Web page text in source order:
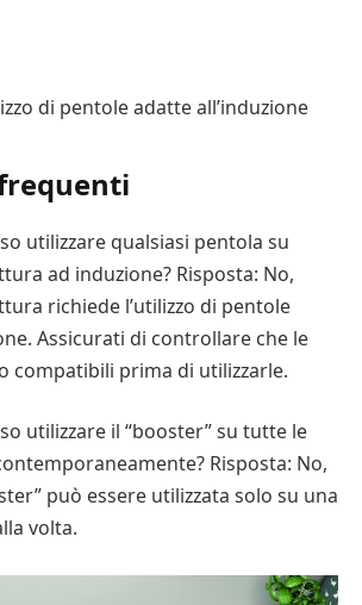
di pentole adatte all’induzione
utilizzare qualsiasi pentola su
ad induzione? Risposta: No,
richiede l’utilizzo di pentole
Assicurati di controllare che le
compatibili prima di utilizzarle.
utilizzare il “booster” su tutte le
Risposta: No,
può essere utilizzata solo su una
volta.